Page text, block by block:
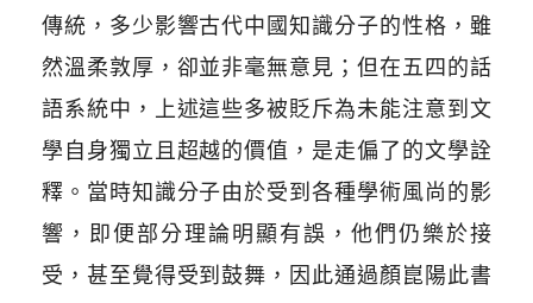
傳統，多少影響古代中國知識分子的性格，雖
然溫柔敦厚，卻並非毫無意見；但在五四的話
語系統中，上述這些多被貶斥為未能注意到文
學自身獨立且超越的價值，是走偏了的文學詮
釋。當時知識分子由於受到各種學術風尚的影
響，即便部分理論明顯有誤，他們仍樂於接
受，甚至覺得受到鼓舞，因此通過顏崑陽此書